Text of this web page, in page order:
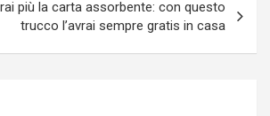
più la carta assorbente: con questo
trucco l’avrai sempre gratis in casa